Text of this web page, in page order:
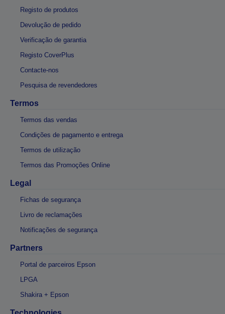
Registo de produtos
Devolução de pedido
Verificação de garantia
Registo CoverPlus
Contacte-nos
Pesquisa de revendedores
Termos
Termos das vendas
Condições de pagamento e entrega
Termos de utilização
Termos das Promoções Online
Legal
Fichas de segurança
Livro de reclamações
Notificações de segurança
Partners
Portal de parceiros Epson
LPGA
Shakira + Epson